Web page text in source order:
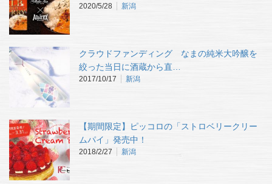
2020/5/28 新潟
クラウドファンディング なまの純米大吟醸を
絞った当日に酒蔵から直…
2017/10/17 新潟
【期間限定】ピッコロの「ストロベリークリー
ムパイ」発売中！
2018/2/27 新潟